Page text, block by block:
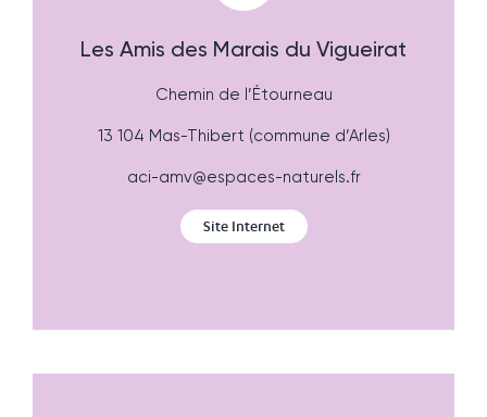
Les Amis des Marais du Vigueirat
​​​​​​​Chemin de l’Étourneau
13 104 Mas-Thibert (commune d’Arles)
aci-amv@espaces-naturels.fr
Site Internet